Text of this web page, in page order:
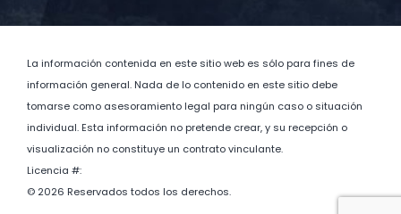
La información contenida en este sitio web es sólo para fines de
información general. Nada de lo contenido en este sitio debe
tomarse como asesoramiento legal para ningún caso o situación
individual. Esta información no pretende crear, y su recepción o
visualización no constituye un contrato vinculante.
Licencia #:
© 2026 Reservados todos los derechos.